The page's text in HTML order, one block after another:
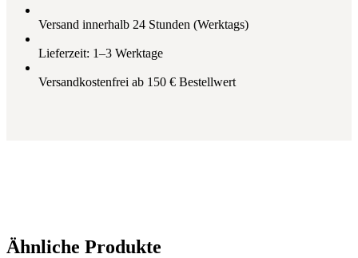
Versand innerhalb 24 Stunden (Werktags)
Lieferzeit: 1–3 Werktage
Versandkostenfrei ab 150 € Bestellwert
Ähnliche Produkte